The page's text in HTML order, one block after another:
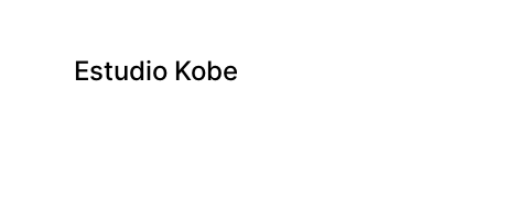
Estudio Kobe